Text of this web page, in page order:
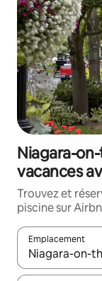
Niagara-
vacances
Trouvez et
piscine sur
Emplacement
Quand les